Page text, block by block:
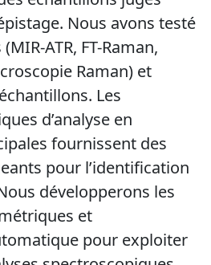
Nous avons testé
ATR, FT-Raman,
Raman) et
Les
d’analyse en
fournissent des
pour l’identification
développerons les
et
pour exploiter